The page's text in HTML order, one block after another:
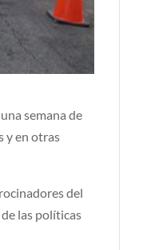
semana de
y en otras
del
las políticas